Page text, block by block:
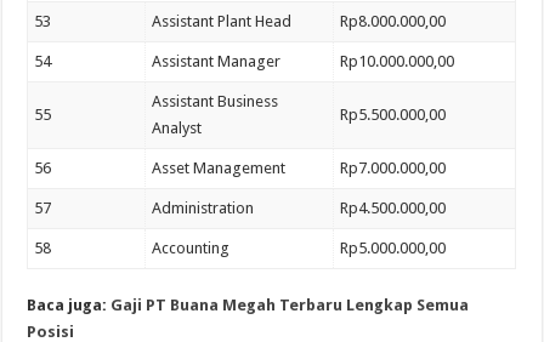
53 Assistant Plant Head Rp8.000.000,00
54 Assistant Manager Rp10.000.000,00
55
Assistant Business
Analyst
Rp5.500.000,00
56 Asset Management Rp7.000.000,00
57 Administration Rp4.500.000,00
58 Accounting Rp5.000.000,00
Baca juga: Gaji PT Buana Megah Terbaru Lengkap Semua
Posisi